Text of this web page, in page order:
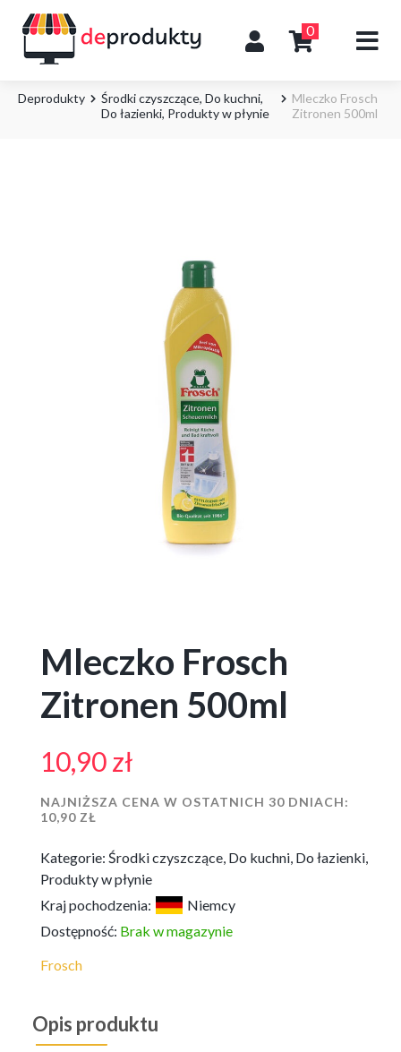
0
Deprodukty Środki czyszczące, Do kuchni,
Do łazienki, Produkty w płynie
Mleczko Frosch
Zitronen 500ml
Mleczko Frosch
Zitronen 500ml
10,90zł
NAJNIŻSZA CENA W OSTATNICH 30 DNIACH:
10,90 ZŁ
Kategorie: Środki czyszczące Do kuchni Do łazienki
Produkty w płynie
Kraj pochodzenia:
Niemcy
Dostępność: Brak w magazynie
Frosch
Opis produktu